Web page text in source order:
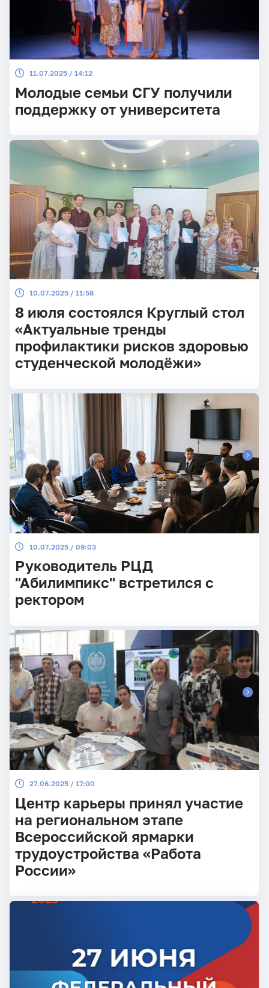
11.07.2025 / 14:12
Молодые семьи СГУ получили
поддержку от университета
10.07.2025 / 11:58
8 июля состоялся Круглый стол
«Актуальные тренды
профилактики рисков здоровью
студенческой молодёжи»
10.07.2025 / 09:03
Руководитель РЦД
"Абилимпикс" встретился с
ректором
27.06.2025 / 17:00
Центр карьеры принял участие
на региональном этапе
Всероссийской ярмарки
трудоустройства «Работа
России»